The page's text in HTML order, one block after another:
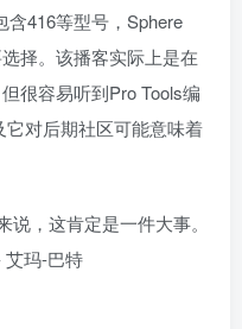
含416等型号，Sphere
择。该播客实际上是在
很容易听到Pro Tools编
对后期社区可能意味着
，这肯定是一件大事。
艾玛-巴特